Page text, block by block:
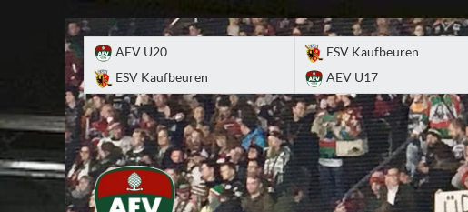
AEV U20
ESV Kaufbeuren
ESV Kaufbeuren
AEV U17